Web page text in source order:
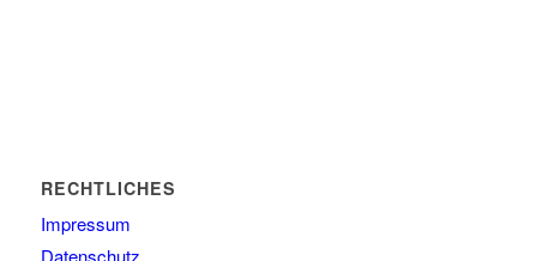
RECHTLICHES
Impressum
Datenschutz